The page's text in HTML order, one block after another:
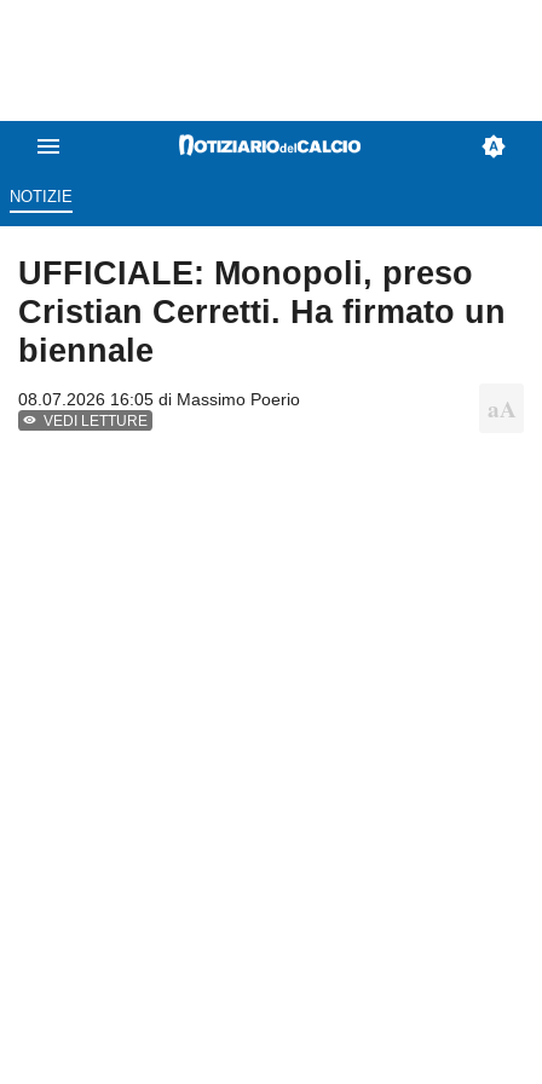
NOTIZIE
UFFICIALE: Monopoli, preso
Cristian Cerretti. Ha firmato un
biennale
08.07.2026 16:05 di Massimo Poerio
VEDI LETTURE